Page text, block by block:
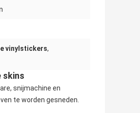
vinylstickers,
skins
snijmachine en
te worden gesneden.